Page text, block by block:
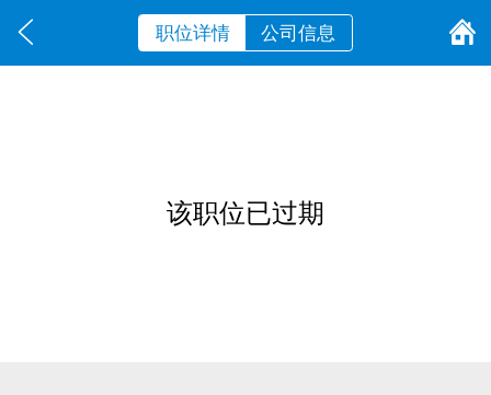
职位详情 公司信息
该职位已过期